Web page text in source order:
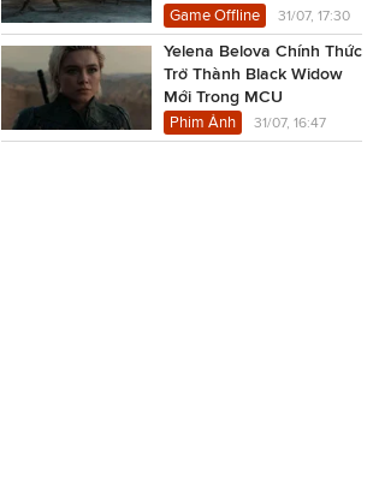
Game Offline 31/07, 17:30
Yelena Belova Chính Thức
Trở Thành Black Widow
Mới Trong MCU
Phim Ảnh 31/07, 16:47